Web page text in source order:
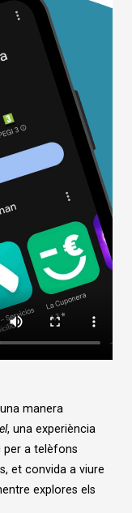
manera
, una experiència
per a telèfons
et convida a viure
explores els